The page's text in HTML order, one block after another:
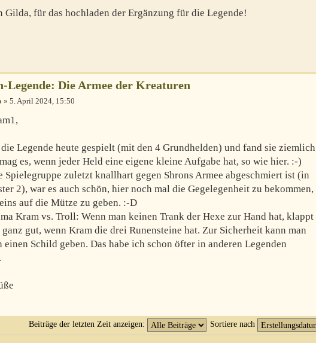
Gilda, für das hochladen der Ergänzung für die Legende!
Legende: Die Armee der Kreaturen
» 5. April 2024, 15:50
Legende heute gespielt (mit den 4 Grundhelden) und fand sie ziemlich
es, wenn jeder Held eine eigene kleine Aufgabe hat, so wie hier. :-)
Spielegruppe zuletzt knallhart gegen Shrons Armee abgeschmiert ist (in
2), war es auch schön, hier noch mal die Gegelegenheit zu bekommen,
auf die Mütze zu geben. :-D
Kram vs. Troll: Wenn man keinen Trank der Hexe zur Hand hat, klappt
ganz gut, wenn Kram die drei Runensteine hat. Zur Sicherheit kann man
einen Schild geben. Das habe ich schon öfter in anderen Legenden
Beiträge der letzten Zeit anzeigen: Sortiere nach